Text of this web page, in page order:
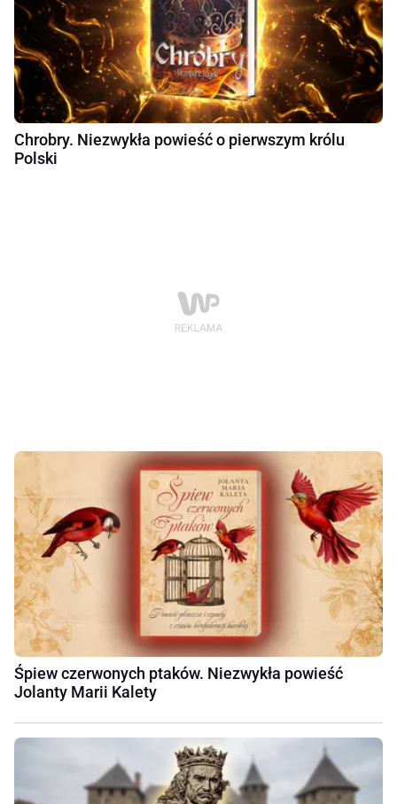
Chrobry. Niezwykła powieść o pierwszym królu
Polski
Śpiew czerwonych ptaków. Niezwykła powieść
Jolanty Marii Kalety